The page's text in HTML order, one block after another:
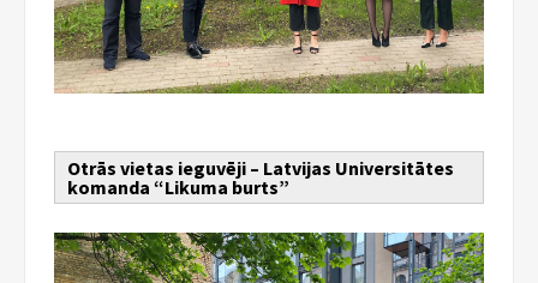
Otrās vietas ieguvēji – Latvijas Universitātes
komanda “Likuma burts”